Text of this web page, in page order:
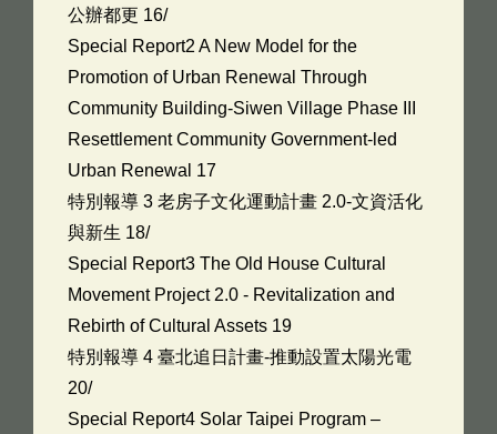
公辦都更 16/
Special Report2 A New Model for the
Promotion of Urban Renewal Through
Community Building-Siwen Village Phase III
Resettlement Community Government-led
Urban Renewal 17
特別報導 3 老房子文化運動計畫 2.0-文資活化
與新生 18/
Special Report3 The Old House Cultural
Movement Project 2.0 - Revitalization and
Rebirth of Cultural Assets 19
特別報導 4 臺北追日計畫-推動設置太陽光電
20/
Special Report4 Solar Taipei Program –